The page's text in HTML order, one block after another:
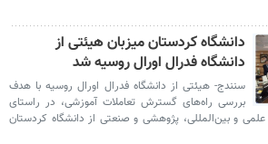
دانشگاه کردستان میزبان هیئتی از
دانشگاه فدرال اورال روسیه شد
سنندج- هیئتی از دانشگاه فدرال اورال روسیه با هدف
بررسی راه‌های گسترش تعاملات آموزشی، در راستای
و بین‌المللی، پژوهشی و صنعتی از دانشگاه کردستان